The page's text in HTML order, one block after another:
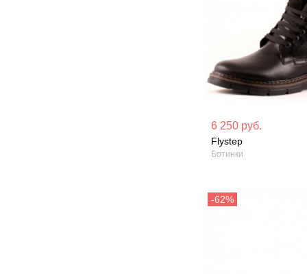
6 250 руб.
Flystep
Ботинки
Материал
кожа
Сезон: Лето